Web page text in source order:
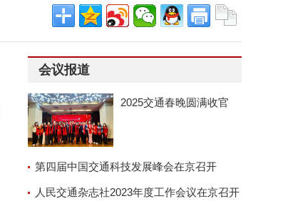
会议报道
2025交通春晚圆满收官
第四届中国交通科技发展峰会在京召开
人民交通杂志社2023年度工作会议在京召开